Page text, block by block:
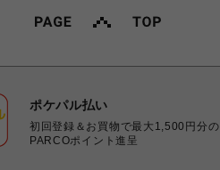
ポケパル払い
初回登録＆お買物で最大1,500円分の
PARCOポイント進呈